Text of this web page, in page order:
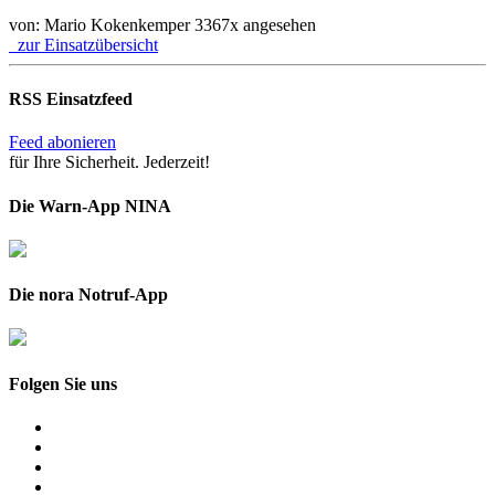
von: Mario Kokenkemper3367x angesehen
zur Einsatzübersicht
RSS Einsatzfeed
Feed abonieren
für Ihre Sicherheit. Jederzeit!
Die Warn-App NINA
Die nora Notruf-App
Folgen Sie uns